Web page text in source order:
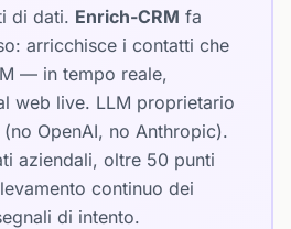
di dati. Enrich-CRM fa
arricchisce i contatti che
— in tempo reale,
web live. LLM proprietario
(no OpenAI, no Anthropic).
aziendali, oltre 50 punti
continuo dei
di intento.